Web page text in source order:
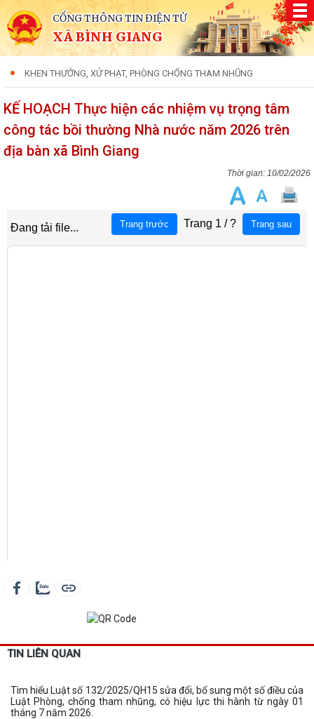
CỔNG THÔNG TIN ĐIỆN TỬ
XÃ BÌNH GIANG
KHEN THƯỞNG, XỬ PHẠT, PHÒNG CHỐNG THAM NHŨNG
KẾ HOẠCH Thực hiện các nhiệm vụ trọng tâm
công tác bồi thường Nhà nước năm 2026 trên
địa bàn xã Bình Giang
10/02/2026
TIN LIÊN QUAN
Tìm hiểu Luật số 132/2025/QH15 sửa đổi, bổ sung một số điều của
Luật Phòng, chống tham nhũng, có hiệu lực thi hành từ ngày 01
tháng 7 năm 2026.